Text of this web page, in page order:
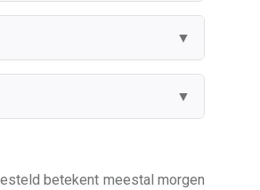
▼
▼
betekent meestal morgen